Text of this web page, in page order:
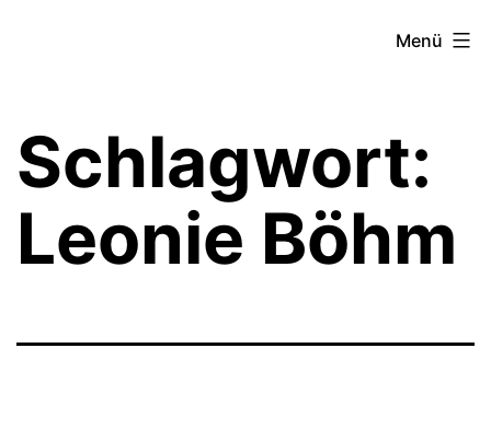
Menü
Schlagwort:
Leonie Böhm